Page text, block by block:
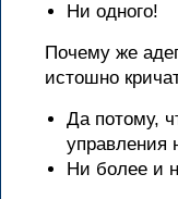
Ни одного!
Почему же
истошно
Да потому,
управления
Ни более и